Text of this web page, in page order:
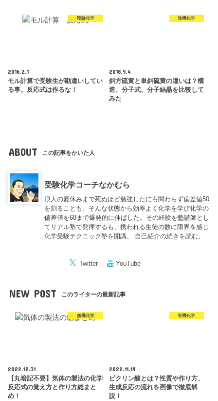
理論化学
2016.2.1
モル計算で受験生が勘違いしてい
る事。反応式は作るな！
無機化学
2018.9.4
斜方硫黄と単斜硫黄の違いは？構
造、分子式、分子結晶を比較して
みた
ABOUT この記事をかいた人
受験化学コーチなかむら
浪人の夏休みまで死ぬほど勉強したにも関わらず偏差値50
を割ることも。そんな状態から効率よく化学を学び化学の
偏差値を68まで爆発的に伸ばした。その経験を塾講師とし
てリアル塾で発揮するも、携われる生徒の数に限界を感じ
化学受験テクニック塾を開講。 自己紹介の続きを読む。
Twitter YouTube
NEW POST このライターの最新記事
無機化学
2022.12.31
【丸暗記不要】気体の製法の化学
反応式の覚え方と作り方総まと
め！
有機化学
2022.11.19
ピクリン酸とは？性質や作り方、
生成反応の流れを画像で徹底解
説！